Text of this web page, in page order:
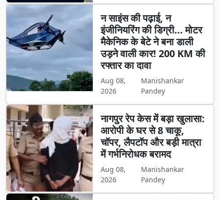
न साइंस की पढ़ाई, न
इंजीनियरिंग की डिग्री… मोटर
मैकेनिक के बेटे ने बना डाली
उड़ने वाली कार! 200 KM की
रफ्तार का दावा
Aug 08,
2026
Manishankar
Pandey
नागपुर रेप केस में बड़ा खुलासा:
आरोपी के घर से 8 चाकू,
चॉपर, लैपटॉप और बड़ी मात्रा
में गर्भनिरोधक बरामद
Aug 08,
2026
Manishankar
Pandey